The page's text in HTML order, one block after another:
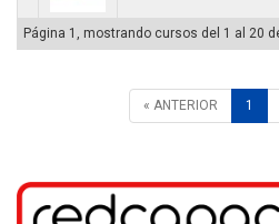
Página 1, mostrando cursos del 1 al 20
« ANTERIOR 1